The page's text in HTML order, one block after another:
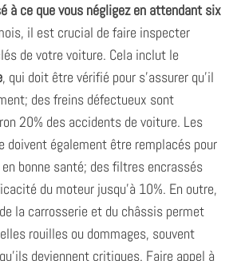
à ce que vous négligez en attendant six
il est crucial de faire inspecter
de votre voiture. Cela inclut le
, qui doit être vérifié pour s’assurer qu’il
des freins défectueux sont
20% des accidents de voiture. Les
doivent également être remplacés pour
bonne santé; des filtres encrassés
du moteur jusqu’à 10%. En outre,
la carrosserie et du châssis permet
rouilles ou dommages, souvent
deviennent critiques. Faire appel à